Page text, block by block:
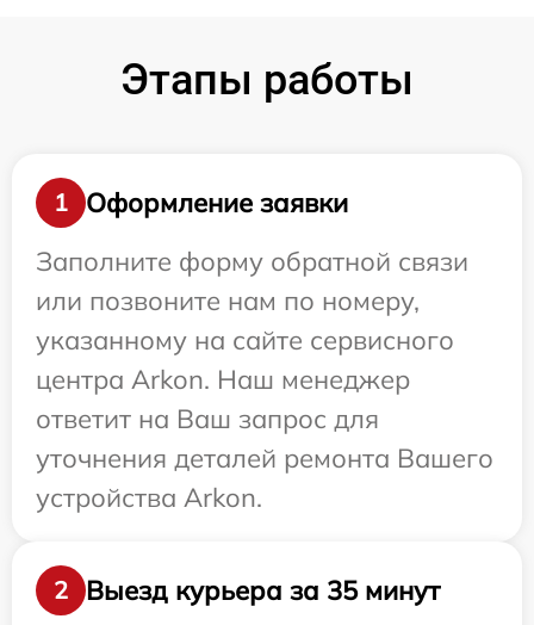
Этапы работы
1
Оформление заявки
Заполните форму обратной связи
или позвоните нам по номеру,
указанному на сайте сервисного
центра Arkon. Наш менеджер
ответит на Ваш запрос для
уточнения деталей ремонта Вашего
устройства Arkon.
2 Выезд курьера за 35 минут